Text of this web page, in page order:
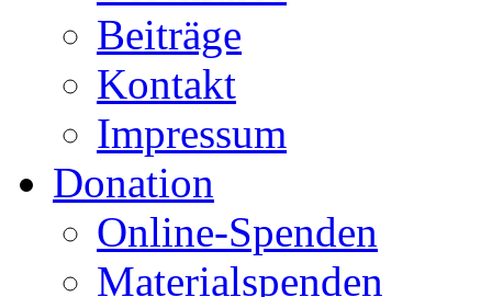
Beiträge
Kontakt
Impressum
Donation
Online-Spenden
Materialspenden